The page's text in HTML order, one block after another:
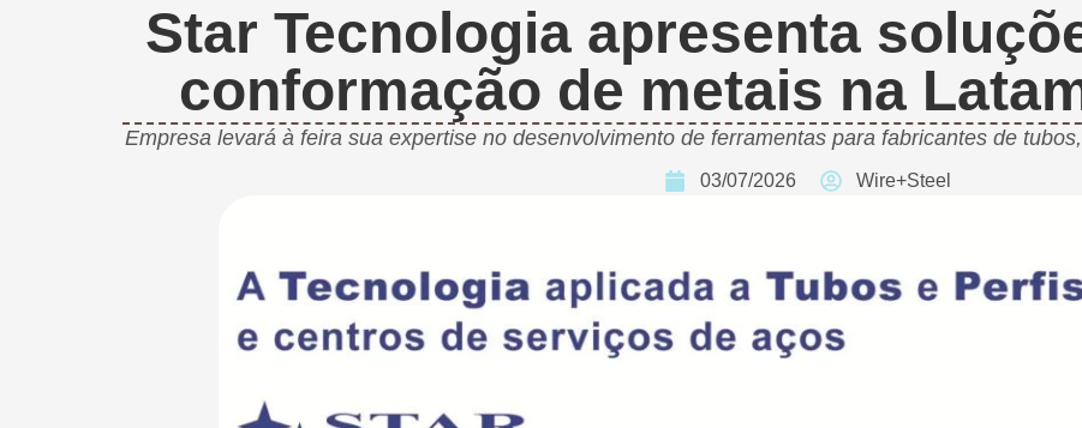
Star Tecnologia apresenta
conformação de metais na
Empresa levará à feira sua expertise no desenvolvimento de ferramentas para fabricantes de
03/07/2026 Wire+Steel